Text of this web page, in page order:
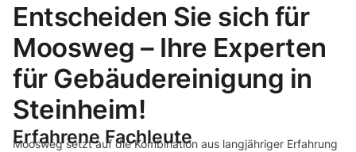
Entscheiden Sie sich für
Moosweg – Ihre Experten
für Gebäudereinigung in
Steinheim!
Erfahrene Fachleute
Moosweg setzt auf die Kombination aus langjähriger Erfahrung